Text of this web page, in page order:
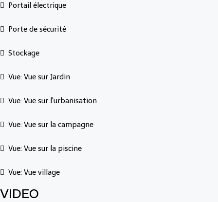
Portail électrique
Porte de sécurité
Stockage
Vue: Vue sur Jardin
Vue: Vue sur l'urbanisation
Vue: Vue sur la campagne
Vue: Vue sur la piscine
Vue: Vue village
VIDEO